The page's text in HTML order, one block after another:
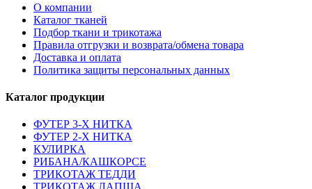
О компании
Каталог тканей
Подбор ткани и трикотажа
Правила отгрузки и возврата/обмена товара
Доставка и оплата
Политика защиты персональных данных
Каталог продукции
ФУТЕР 3-Х НИТКА
ФУТЕР 2-Х НИТКА
КУЛИРКА
РИБАНА/КАШКОРСЕ
ТРИКОТАЖ ТЕДДИ